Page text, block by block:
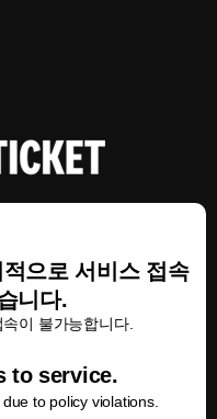
으로 서비스 접속
니다.
이 불가능합니다.
to service.
to policy violations.